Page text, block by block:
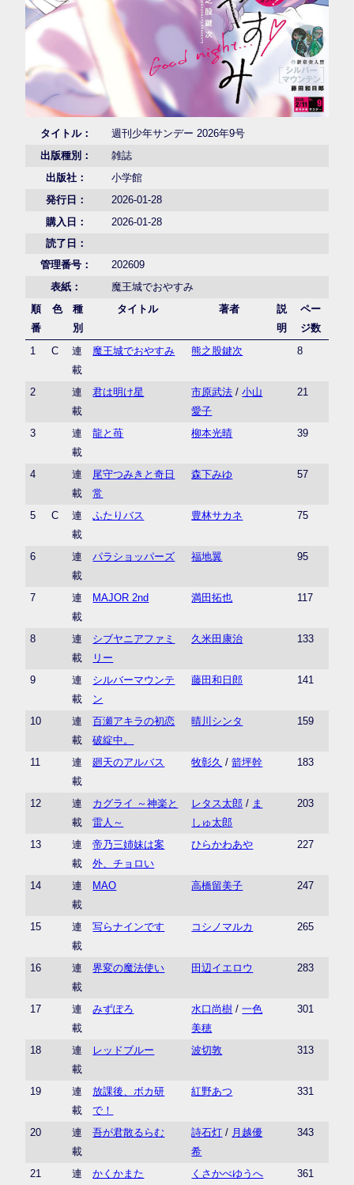
タイトル：
週刊少年サンデー 2026年9号
出版種別：
雑誌
出版社：
小学館
発行日：
2026-01-28
購入日：
2026-01-28
読了日：
管理番号：
202609
表紙：
魔王城でおやすみ
順
番
色
種
別
タイトル 著者
説
明
ペー
ジ数
1
C
連
載
魔王城でおやすみ 熊之股鍵次 8
2
連
載
君は明け星 市原武法 /小山
愛子
21
3
連
載
龍と苺 柳本光晴 39
4
連
載
尾守つみきと奇日
常
森下みゆ 57
5 C
連
載
ふたりバス 豊林サカネ 75
6
連
載
パラショッパーズ 福地翼 95
7
連
載
MAJOR 2nd 満田拓也 117
8
連
載
シブヤニアファミ
リー
久米田康治 133
9
連
載
シルバーマウンテ
ン
藤田和日郎 141
10
連
載
百瀬アキラの初恋
破綻中。
晴川シンタ 159
11
連
載
廻天のアルバス 牧彰久 /箭坪幹 183
12
連
載
カグライ ～神楽と
雷人～
レタス太郎 / ま
しゅ太郎
203
13
連
載
帝乃三姉妹は案
外、チョロい
ひらかわあや 227
14
連
載
MAO 高橋留美子 247
15
連
載
写らナインです コシノマルカ 265
16
連
載
界変の魔法使い 田辺イエロウ 283
17
連
載
みずぽろ 水口尚樹 /一色
美穂
301
18
連
載
レッドブルー 波切敦 313
19
連
載
放課後、ボカ研
で！
紅野あつ 331
20
連
載
吾が君散るらむ 詩石灯 / 月越優
希
343
21 連 かくかまた くさかべゆうへ 361